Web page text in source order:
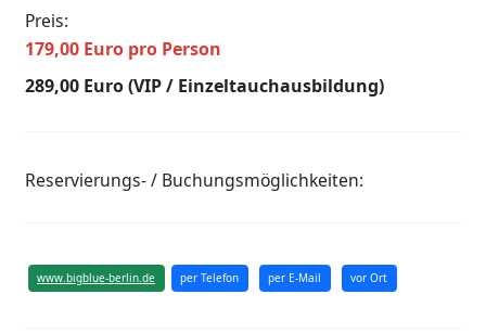
Preis:
179,00 Euro pro Person
289,00 Euro (VIP / Einzeltauchausbildung)
Reservierungs- / Buchungsmöglichkeiten:
www.bigblue-berlin.de per Telefon per E-Mail vor Ort